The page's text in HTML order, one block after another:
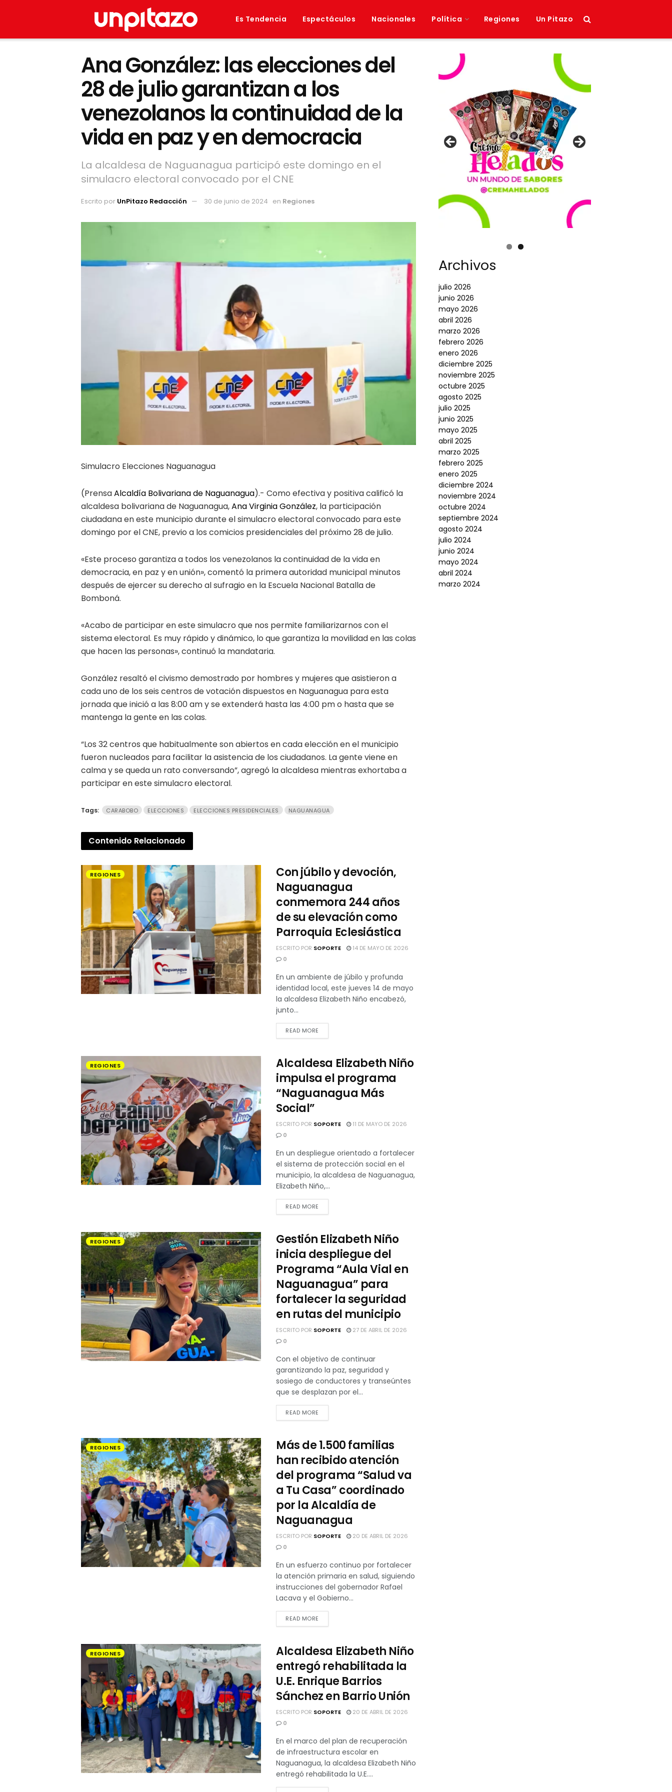
Es Tendencia Espectáculos Nacionales Política Regiones Un Pitazo
Ana González: las elecciones del
28 de julio garantizan a los
venezolanos la continuidad de la
vida en paz y en democracia
La alcaldesa de Naguanagua participó este domingo en el
simulacro electoral convocado por el CNE
Escrito por UnPitazo Redacción 30 de junio de 2024 en Regiones
Simulacro Elecciones Naguanagua
(PrensaAlcaldía Bolivariana de Naguanagua).- Como efectiva y positiva calificó la
alcaldesa bolivariana de Naguanagua,Ana Virginia González, la participación
ciudadana en este municipio durante el simulacro electoral convocado para este
domingo por el CNE, previo a los comicios presidenciales del próximo 28 de julio.
«Este proceso garantiza a todos los venezolanos la continuidad de la vida en
democracia, en paz y en unión», comentó la primera autoridad municipal minutos
después de ejercer su derecho al sufragio en la Escuela Nacional Batalla de
Bomboná.
«Acabo de participar en este simulacro que nos permite familiarizarnos con el
sistema electoral. Es muy rápido y dinámico, lo que garantiza la movilidad en las colas
que hacen las personas», continuó la mandataria.
González resaltó el civismo demostrado por hombres y mujeres que asistieron a
cada uno de los seis centros de votación dispuestos en Naguanagua para esta
jornada que inició a las 8:00 am y se extenderá hasta las 4:00 pm o hasta que se
mantenga la gente en las colas.
“Los 32 centros que habitualmente son abiertos en cada elección en el municipio
fueron nucleados para facilitar la asistencia de los ciudadanos. La gente viene en
calma y se queda un rato conversando”, agregó la alcaldesa mientras exhortaba a
participar en este simulacro electoral.
Tags: CARABOBO ELECCIONES ELECCIONES PRESIDENCIALES NAGUANAGUA
Contenido Relacionado
REGIONES
Con júbilo y devoción,
Naguanagua
conmemora 244 años
de su elevación como
Parroquia Eclesiástica
ESCRITO POR SOPORTE
14 DE MAYO DE 2026
0
En un ambiente de júbilo y profunda
identidad local, este jueves 14 de mayo
la alcaldesa Elizabeth Niño encabezó,
junto...
READ MORE
REGIONES
Alcaldesa Elizabeth Niño
impulsa el programa
“Naguanagua Más
Social”
ESCRITO POR SOPORTE
11 DE MAYO DE 2026
0
En un despliegue orientado a fortalecer
el sistema de protección social en el
municipio, la alcaldesa de Naguanagua,
Elizabeth Niño,...
READ MORE
REGIONES
Gestión Elizabeth Niño
inicia despliegue del
Programa “Aula Vial en
Naguanagua” para
fortalecer la seguridad
en rutas del municipio
ESCRITO POR SOPORTE
27 DE ABRIL DE 2026
0
Con el objetivo de continuar
garantizando la paz, seguridad y
sosiego de conductores y transeúntes
que se desplazan por el...
READ MORE
REGIONES
Más de 1.500 familias
han recibido atención
del programa “Salud va
a Tu Casa” coordinado
por la Alcaldía de
Naguanagua
ESCRITO POR SOPORTE
20 DE ABRIL DE 2026
0
En un esfuerzo continuo por fortalecer
la atención primaria en salud, siguiendo
instrucciones del gobernador Rafael
Lacava y el Gobierno...
READ MORE
REGIONES
Alcaldesa Elizabeth Niño
entregó rehabilitada la
U.E. Enrique Barrios
Sánchez en Barrio Unión
ESCRITO POR SOPORTE
20 DE ABRIL DE 2026
0
En el marco del plan de recuperación
de infraestructura escolar en
Naguanagua, la alcaldesa Elizabeth Niño
entregó rehabilitada la U.E....
Archivos
julio 2026
junio 2026
mayo 2026
abril 2026
marzo 2026
febrero 2026
enero 2026
diciembre 2025
noviembre 2025
octubre 2025
agosto 2025
julio 2025
junio 2025
mayo 2025
abril 2025
marzo 2025
febrero 2025
enero 2025
diciembre 2024
noviembre 2024
octubre 2024
septiembre 2024
agosto 2024
julio 2024
junio 2024
mayo 2024
abril 2024
marzo 2024